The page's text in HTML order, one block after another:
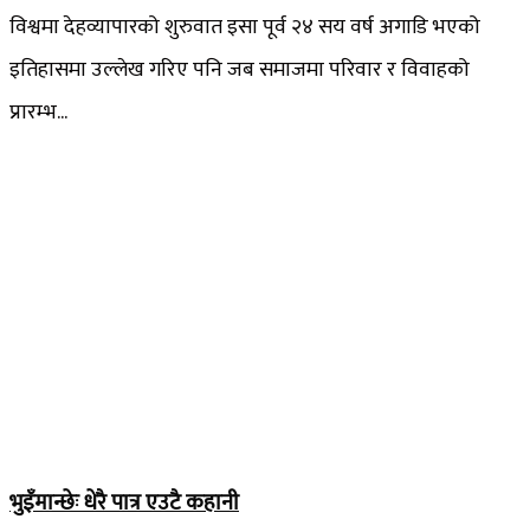
विश्वमा देहव्यापारको शुरुवात इसा पूर्व २४ सय वर्ष अगाडि भएको
इतिहासमा उल्लेख गरिए पनि जब समाजमा परिवार र विवाहको
प्रारम्भ...
भुइँमान्छेः धेरै पात्र एउटै कहानी